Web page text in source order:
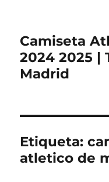
Camiseta
2024 2025 |
Madrid
Etiqueta:
atletico de